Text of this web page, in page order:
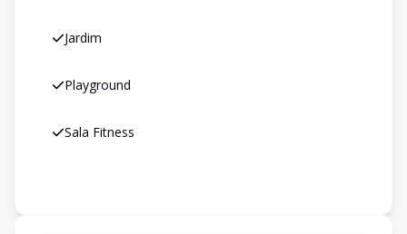
Jardim
Playground
Sala Fitness